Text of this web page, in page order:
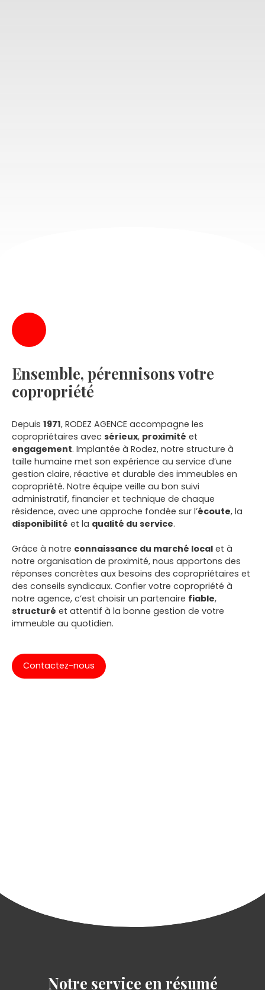
Ensemble, pérennisons votre
copropriété
Depuis 1971, RODEZ AGENCE accompagne les
copropriétaires avec sérieux, proximité et
engagement. Implantée à Rodez, notre structure à
taille humaine met son expérience au service d’une
gestion claire, réactive et durable des immeubles en
copropriété. Notre équipe veille au bon suivi
administratif, financier et technique de chaque
résidence, avec une approche fondée sur l’écoute, la
disponibilité et la qualité du service.
Grâce à notre connaissance du marché local et à
notre organisation de proximité, nous apportons des
réponses concrètes aux besoins des copropriétaires et
des conseils syndicaux. Confier votre copropriété à
notre agence, c’est choisir un partenaire fiable,
structuré et attentif à la bonne gestion de votre
immeuble au quotidien.
Contactez-nous
Notre service en résumé